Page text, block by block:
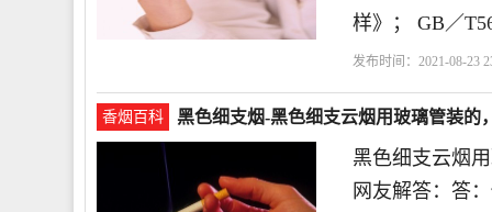
样》； GB／
发布时间：2021-08-23
香烟百科 黑色细支烟-黑色细支云烟用玻璃管装的
黑色细支云烟
网友解答：答